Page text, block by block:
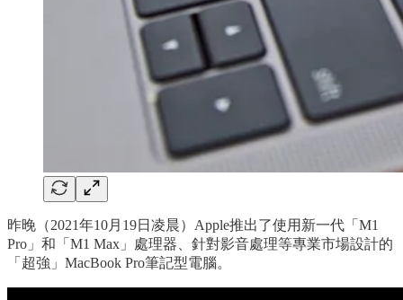
昨晚（2021年10月19日凌晨）Apple推出了使用新一代「M1
Pro」和「M1 Max」處理器、針對影音處理等專業市場設計的
「超強」MacBook Pro筆記型電腦。